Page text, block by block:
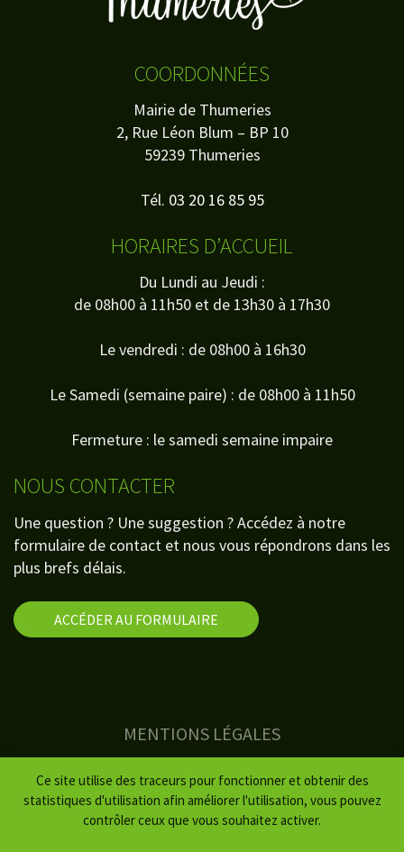
Ce site utilise des traceurs pour fonctionner et obtenir des
statistiques d'utilisation afin améliorer l'utilisation, vous pouvez
contrôler ceux que vous souhaitez activer.
COORDONNÉES
Mairie de Thumeries
2, Rue Léon Blum – BP 10
59239 Thumeries
Tél. 03 20 16 85 95
HORAIRES D’ACCUEIL
Du Lundi au Jeudi :
de 08h00 à 11h50 et de 13h30 à 17h30
Le vendredi : de 08h00 à 16h30
Le Samedi (semaine paire) : de 08h00 à 11h50
Fermeture : le samedi semaine impaire
NOUS CONTACTER
Une question ? Une suggestion ? Accédez à notre
formulaire de contact et nous vous répondrons dans les
plus brefs délais.
ACCÉDER AU FORMULAIRE
MENTIONS LÉGALES
CRÉDITS